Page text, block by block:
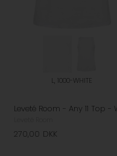
L, 1000-WHITE
270,00 DKK